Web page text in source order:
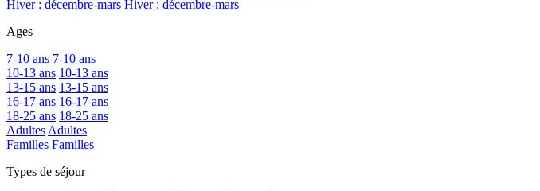
Hiver : décembre-mars Hiver : décembre-mars
Ages
7-10 ans 7-10 ans
10-13 ans 10-13 ans
13-15 ans 13-15 ans
16-17 ans 16-17 ans
18-25 ans 18-25 ans
AdultesAdultes
Familles Familles
Types de séjour